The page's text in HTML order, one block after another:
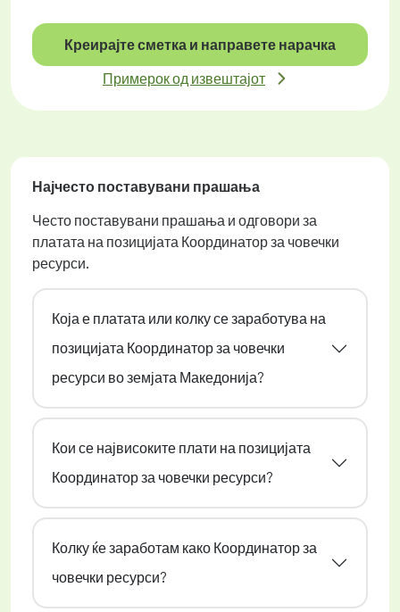
Креирајте сметка и направете нарачка
Примерок од извештајот
Најчесто поставувани прашања
Често поставувани прашања и одговори за
платата на позицијата Координатор за човечки
ресурси.
Која е платата или колку се заработува на
позицијата Координатор за човечки
ресурси во земјата Македонија?
Кои се највисоките плати на позицијата
Координатор за човечки ресурси?
Колку ќе заработам како Координатор за
човечки ресурси?